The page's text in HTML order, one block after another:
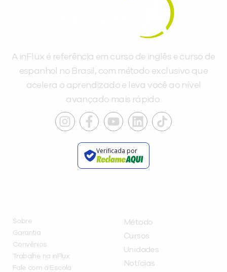
A inFlux é referência em curso de inglês e curso de
espanhol no Brasil, com método exclusivo que
acelera o aprendizado e leva você ao nível
avançado mais rápido.
Verificada por
Sobre
Garantia
Convênios
Trabalhe na inFlux
Fale com a Escola
Método
Cursos
Unidades
Notícias